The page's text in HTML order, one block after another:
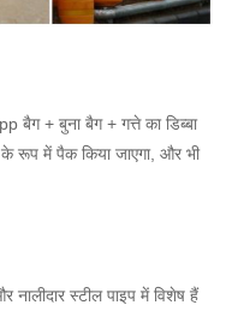
बैग + बुना बैग + गत्ते का डिब्बा
रूप में पैक किया जाएगा, और भी
नालीदार स्टील पाइप में विशेष हैं